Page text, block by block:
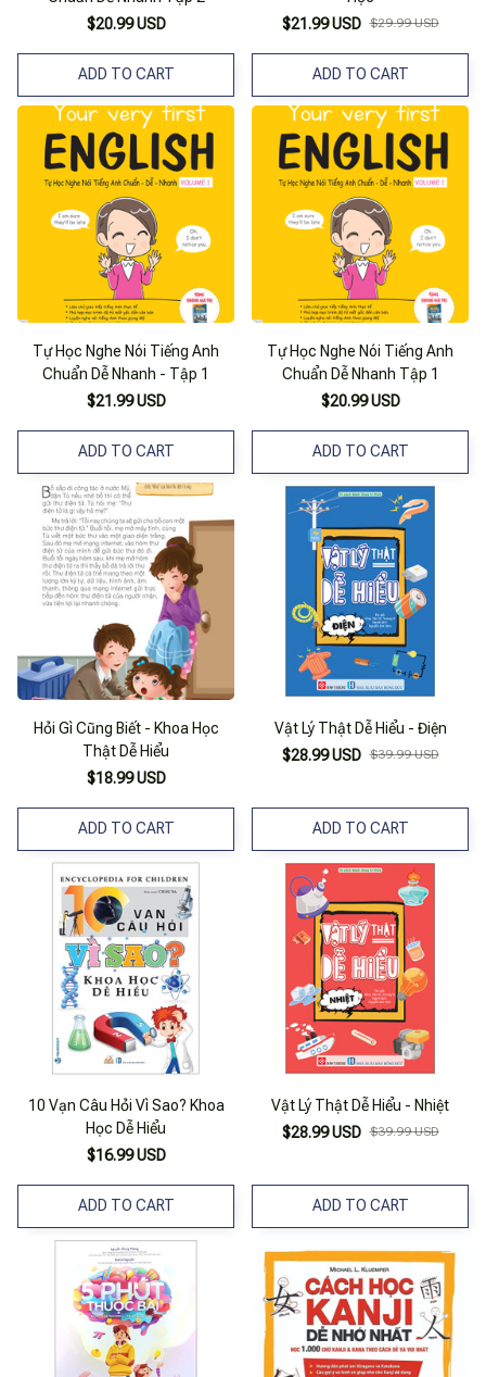
$20.99 USD
ADD TO CART
$21.99 USD $29.99 USD
ADD TO CART
Tự Học Nghe Nói Tiếng Anh
Chuẩn Dễ Nhanh - Tập 1
$21.99 USD
ADD TO CART
Tự Học Nghe Nói Tiếng Anh
Chuẩn Dễ Nhanh Tập 1
$20.99 USD
ADD TO CART
Hỏi Gì Cũng Biết - Khoa Học
Thật Dễ Hiểu
$18.99 USD
ADD TO CART
Vật Lý Thật Dễ Hiểu - Điện
$28.99 USD $39.99 USD
ADD TO CART
10 Vạn Câu Hỏi Vì Sao? Khoa
Học Dễ Hiểu
$16.99 USD
ADD TO CART
Vật Lý Thật Dễ Hiểu - Nhiệt
$28.99 USD $39.99 USD
ADD TO CART